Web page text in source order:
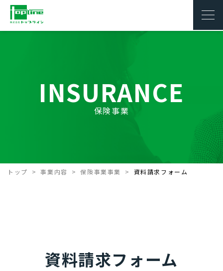
INSURANCE
保険事業
トップ 事業内容 保険事業事業 資料請求フォーム
資料請求フォーム